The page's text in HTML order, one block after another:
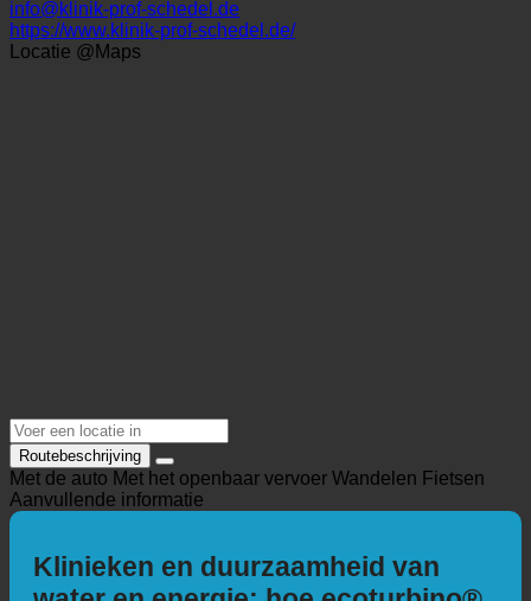
Duitsland (Steiermark)
+49 085 018 09-0
info@klinik-prof-schedel.de
Routebeschrijving
Aanvullende informatie